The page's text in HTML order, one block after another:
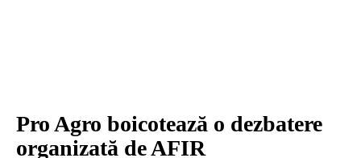
Pro Agro boicotează o dezbatere
organizată de AFIR